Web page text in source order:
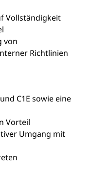
Vollständigkeit
von
Richtlinien
C1E sowie eine
Vorteil
Umgang mit